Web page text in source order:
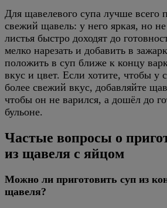
Для щавелевого супа лучше всего
свежий щавель: у него яркая, но
листья быстро доходят до
мелко нарезать и добавить в
положить в суп ближе к концу
вкус и цвет. Если хотите, чтобы у
более свежий вкус, добавляйте
чтобы он не варился, а дошёл до
бульоне.
Частые вопросы о
из щавеля с яйцом
Можно ли приготовить суп из
щавеля?